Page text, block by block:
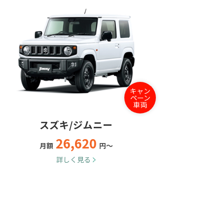
キャン
ペーン
車両
スズキ/ジムニー
月額 26,620 円～
詳しく見る